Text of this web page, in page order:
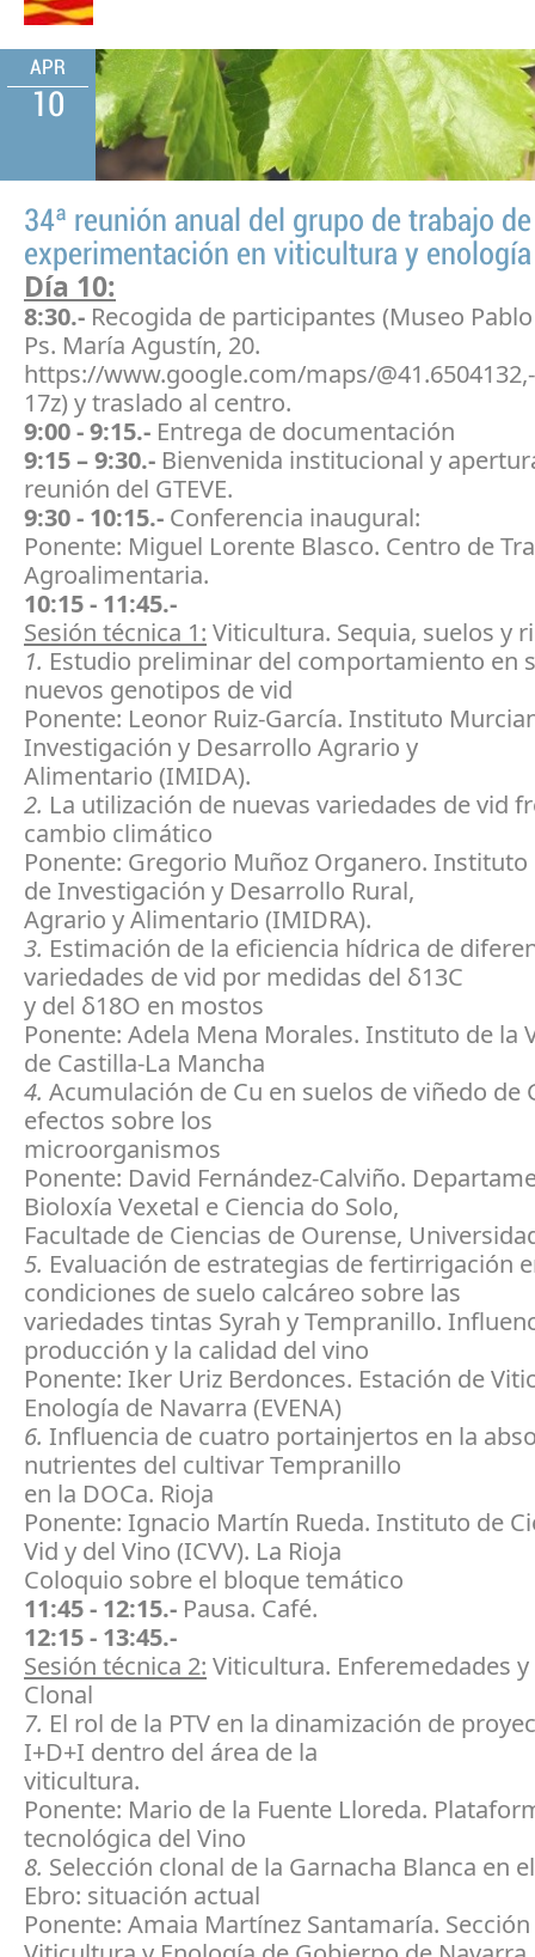
APR
10
34ª reunión anual del grupo de trabajo de
experimentación en viticultura y enología
Día 10:
8:30.- Recogida de participantes (Museo
Ps. María Agustín, 20.
https://www.google.com/maps/
17z) y traslado al centro.
9:00 - 9:15.- Entrega de documentación
9:15 – 9:30.- Bienvenida institucional y
reunión del GTEVE.
9:30 - 10:15.- Conferencia inaugural:
Ponente: Miguel Lorente Blasco. Centro de
Agroalimentaria.
10:15 - 11:45.-
Sesión técnica 1: Viticultura. Sequia, suelos y
1. Estudio preliminar del comportamiento en
nuevos genotipos de vid
Ponente: Leonor Ruiz-García. Instituto
Investigación y Desarrollo Agrario y
Alimentario (IMIDA).
2. La utilización de nuevas variedades de vid
cambio climático
Ponente: Gregorio Muñoz Organero.
de Investigación y Desarrollo Rural,
Agrario y Alimentario (IMIDRA).
3. Estimación de la eficiencia hídrica de
variedades de vid por medidas del δ13C
y del δ18O en mostos
Ponente: Adela Mena Morales. Instituto de la
de Castilla-La Mancha
4. Acumulación de Cu en suelos de viñedo de
efectos sobre los
microorganismos
Ponente: David Fernández-Calviño.
Bioloxía Vexetal e Ciencia do Solo,
Facultade de Ciencias de Ourense,
5. Evaluación de estrategias de fertirrigación
condiciones de suelo calcáreo sobre las
variedades tintas Syrah y Tempranillo.
producción y la calidad del vino
Ponente: Iker Uriz Berdonces. Estación de
Enología de Navarra (EVENA)
6. Influencia de cuatro portainjertos en la
nutrientes del cultivar Tempranillo
en la DOCa. Rioja
Ponente: Ignacio Martín Rueda. Instituto de
Vid y del Vino (ICVV). La Rioja
Coloquio sobre el bloque temático
11:45 - 12:15.- Pausa. Café.
12:15 - 13:45.-
Sesión técnica 2: Viticultura. Enferemedades y
Clonal
7. El rol de la PTV en la dinamización de
I+D+I dentro del área de la
viticultura.
Ponente: Mario de la Fuente Lloreda.
tecnológica del Vino
8. Selección clonal de la Garnacha Blanca en
Ebro: situación actual
Ponente: Amaia Martínez Santamaría.